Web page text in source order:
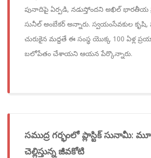
పునాదిపై ఏర్పడి, నడుస్తోందని అఖిల్ భారతీయ
సునీల్ అంబేకర్ అన్నారు. స్వయంసేవకుల
చురుకైన మద్దతే ఈ సంస్థ యొక్క 100 ఏళ్ల
బలోపేతం చేశాయని ఆయన పేర్కొన్నారు.
సముద్ర గర్భంలో ప్లాస్టిక్ సునామీ:
చెల్లిస్తున్న జీవకోటి